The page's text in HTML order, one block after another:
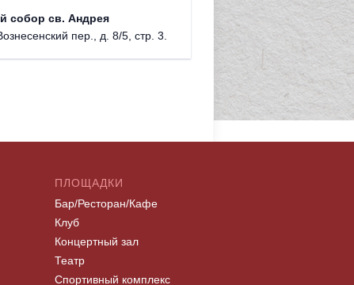
собор св. Андрея
пер., д. 8/5, стр. 3.
Храм
г.
ПЛОЩАДКИ
Бар/Ресторан/Кафе
Клуб
Концертный зал
Театр
Спортивный комплекс